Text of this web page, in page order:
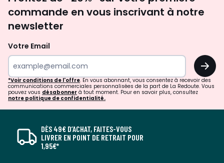
commande en vous inscrivant à notre
newsletter
Votre Email
OK
*Voir conditions de l'offre. En vous abonnant, vous consentez à recevoir des
communications commerciales personnalisées de la part de La Redoute. Vous
pouvez vous désabonner à tout moment. Pour en savoir plus, consultez
notre politique de confidentialité.
DÈS 49€ D’ACHAT, FAITES-VOUS
LIVRER EN POINT DE RETRAIT POUR
1,95€*